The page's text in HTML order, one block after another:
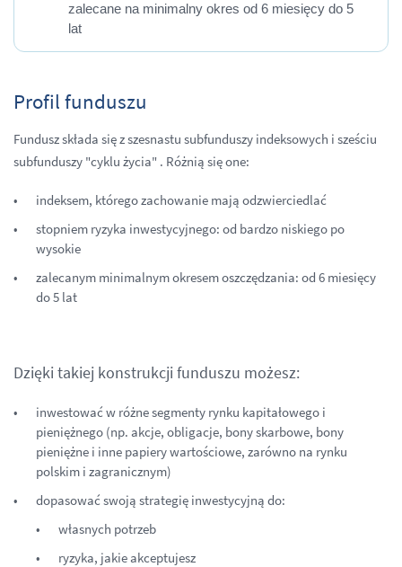
zalecane na minimalny okres od 6 miesięcy do 5
lat
Profil funduszu
Fundusz składa się z szesnastu subfunduszy indeksowych i sześciu
subfunduszy "cyklu życia" . Różnią się one:
indeksem, którego zachowanie mają odzwierciedlać
stopniem ryzyka inwestycyjnego: od bardzo niskiego po
wysokie
zalecanym minimalnym okresem oszczędzania: od 6 miesięcy
do 5 lat
Dzięki takiej konstrukcji funduszu możesz:
inwestować w różne segmenty rynku kapitałowego i
pieniężnego (np. akcje, obligacje, bony skarbowe, bony
pieniężne i inne papiery wartościowe, zarówno na rynku
polskim i zagranicznym)
dopasować swoją strategię inwestycyjną do:
własnych potrzeb
ryzyka, jakie akceptujesz